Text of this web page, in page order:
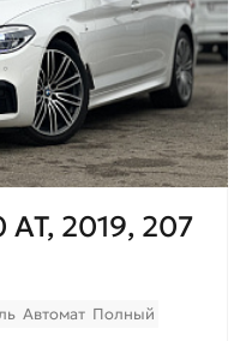
AT, 2019, 207
Автомат Полный